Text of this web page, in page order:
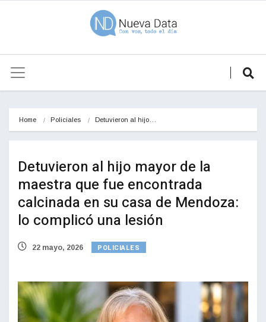
Home Policiales Detuvieron al hijo…
Detuvieron al hijo mayor de la
maestra que fue encontrada
calcinada en su casa de Mendoza:
lo complicó una lesión
22 mayo, 2026 POLICIALES